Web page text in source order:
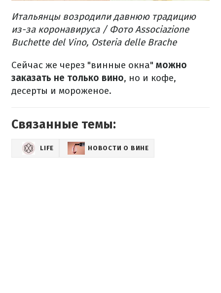
Итальянцы возродили давнюю традицию
из-за коронавируса / Фото Associazione
Buchette del Vino, Osteria delle Brache
Сейчас же через "винные окна" можно
заказать не только вино, но и кофе,
десерты и мороженое.
Связанные темы:
LIFE НОВОСТИ О ВИНЕ